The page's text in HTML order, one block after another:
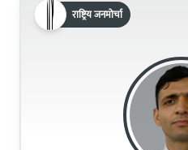
राष्ट्रिय जनमोर्चा